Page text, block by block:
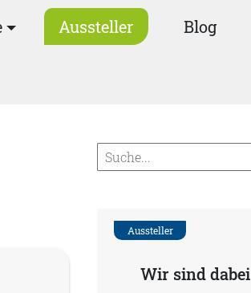
Aussteller
Blog
Aussteller
Wir sind dabei